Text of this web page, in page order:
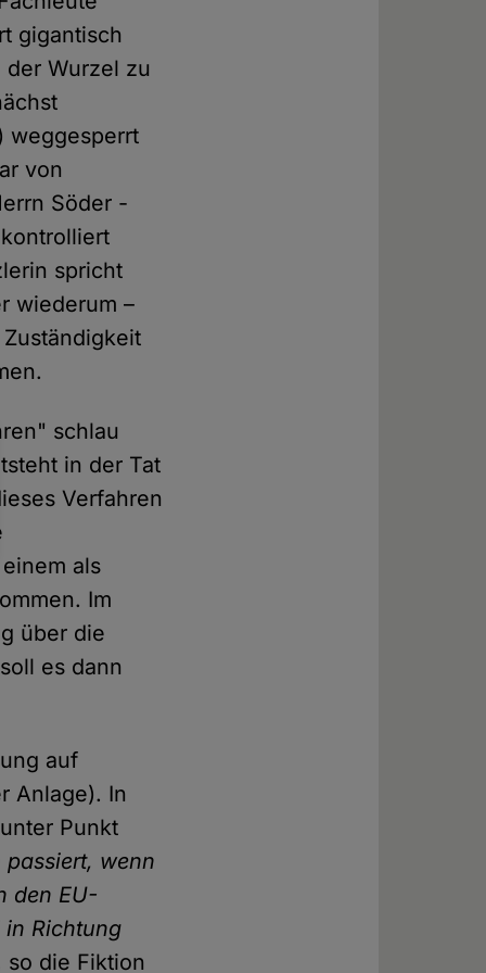
gigantisch
Wurzel zu
weggesperrt
von
Söder -
spricht
wiederum –
schlau
in der Tat
Verfahren
als
Im
über die
es dann
auf
Anlage). In
Punkt
passiert, wenn
den EU-
Richtung
so die Fiktion